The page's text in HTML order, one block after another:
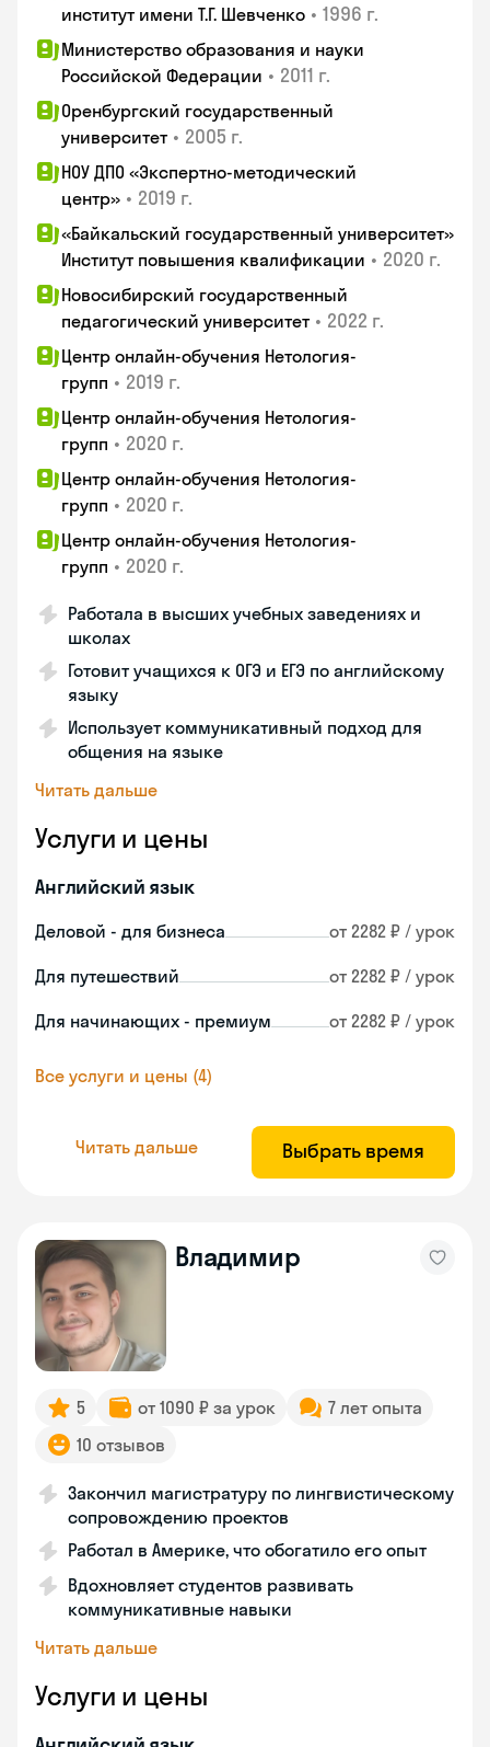
институт имени Т.Г. Шевченко • 1996 г.
Министерство образования и науки
Российской Федерации • 2011 г.
Оренбургский государственный
университет • 2005 г.
НОУ ДПО «Экспертно-методический
центр» • 2019 г.
«Байкальский государственный университет»
Институт повышения квалификации • 2020 г.
Новосибирский государственный
педагогический университет • 2022 г.
Центр онлайн-обучения Нетология-
групп • 2019 г.
Центр онлайн-обучения Нетология-
групп • 2020 г.
Центр онлайн-обучения Нетология-
групп • 2020 г.
Центр онлайн-обучения Нетология-
групп • 2020 г.
Работала в высших учебных заведениях и
школах
Готовит учащихся к ОГЭ и ЕГЭ по английскому
языку
Использует коммуникативный подход для
общения на языке
Читать дальше
Услуги и цены
Английский язык
Деловой - для бизнеса от 2282 ₽ / урок
Для путешествий от 2282 ₽ / урок
Для начинающих - премиум от 2282 ₽ / урок
Все услуги и цены (4)
Читать дальше Выбрать время
Владимир
5 от 1090 ₽ за урок
7 лет опыта
10 отзывов
Закончил магистратуру по лингвистическому
сопровождению проектов
Работал в Америке, что обогатило его опыт
Вдохновляет студентов развивать
коммуникативные навыки
Читать дальше
Услуги и цены